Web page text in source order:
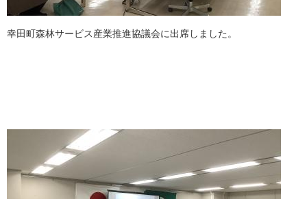
幸田町森林サービス産業推進協議会に出席しました。